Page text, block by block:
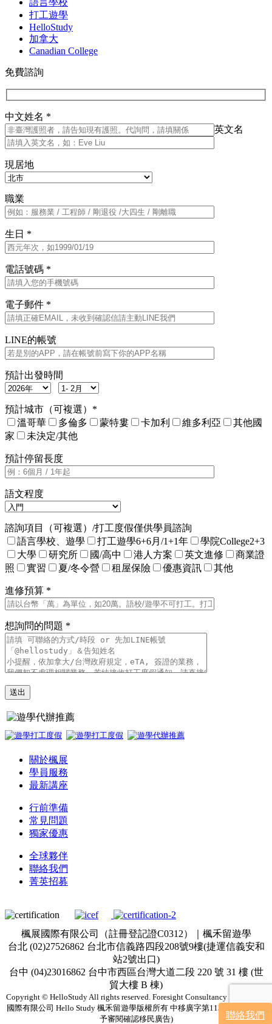
語言學校
打工遊學
HelloStudy
加拿大
Canadian College
免費諮詢
中文姓名 *
英文名
現居地
職業
生日 *
電話號碼 *
電子郵件 *
LINE的帳號
預計出發時間
預計城市（可複選）*
溫哥華
多倫多 蒙特婁 卡加利 維多利亞
其他國
家
未決定/其他
預計停留長度
語文程度
諮詢項目（可複選）/打工度假僅供學員諮詢
語言學校、遊學
打工遊學6+6月/1+1年
學院College2+3
大學
研究所 國/高中 港人方案 英文進修
商業證
照
實習 夏/冬令營 租屋保險 優惠資訊 其他
進修預算 *
想詢問的問題 *
聯絡我們
關於楓展
學員服務
最新講座
行前準備
常見問題
獨家優惠
全球夥伴
聯絡我們
菁英招募
楓展國際有限公司（註冊登記證C0312）｜楓禾留遊學
台北 (02)27526862 台北市信義路四段208號9樓(捷運信義安和
站2號出口)
台中 (04)23016862 台中市西區台灣大道二段 220 號 31 樓 (世
貿大樓 B 棟)
Copyright © HelloStudy All rights reserved. Foresight Consultancy Inc. & 楓展
國際有限公司 Hello Study 楓禾留遊學版權所有 中移廣字第113043002號(僅
予審閱確認移民廣告)